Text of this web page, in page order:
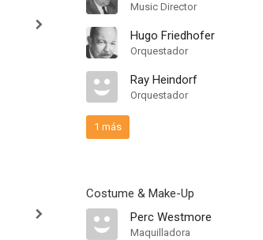
Music Director
Hugo Friedhofer
Orquestador
Ray Heindorf
Orquestador
1 más
Costume & Make-Up
Perc Westmore
Maquilladora